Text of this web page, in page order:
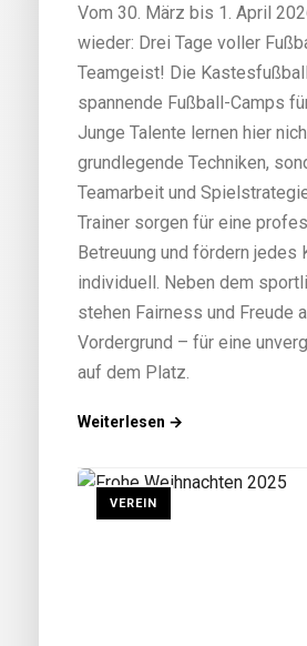
Vom 30. März bis 1. April
wieder: Drei Tage voller
Teamgeist! Die
spannende Fußball-Camps
Junge Talente lernen hier
grundlegende Techniken,
Teamarbeit und
Trainer sorgen für eine
Betreuung und fördern jedes
individuell. Neben dem
stehen Fairness und Freude
Vordergrund – für eine
auf dem Platz.
Weiterlesen →
VEREIN